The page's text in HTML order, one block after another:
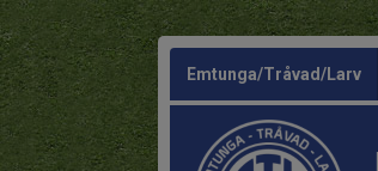
Emtunga/Tråvad/Larv